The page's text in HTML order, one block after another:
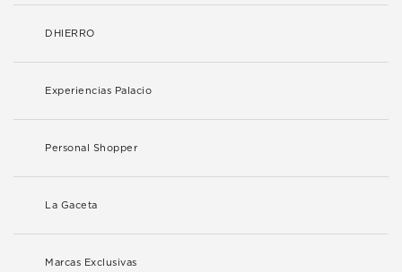
DHIERRO
Experiencias Palacio
Personal Shopper
La Gaceta
Marcas Exclusivas